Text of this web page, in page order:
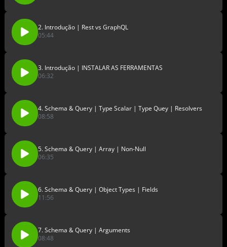
2. Introdução | Rest vs GraphQL
05:44
3. Introdução | INSTALAR AS FERRAMENTAS
06:32
4. Schema & Query | Type Scalar | Type Quey | Resolvers
08:58
5. Schema & Query | Array | Non-Null
06:35
6. Schema & Query | Object Types | Fields
11:56
7. Schema & Query | Arguments
08:48